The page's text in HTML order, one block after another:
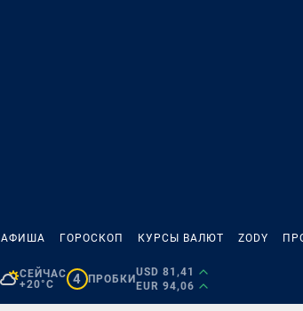
АФИША ГОРОСКОП КУРСЫ ВАЛЮТ ZODY
СЕЙЧАС
+20°C
4 ПРОБКИ
USD 81,41
EUR 94,06